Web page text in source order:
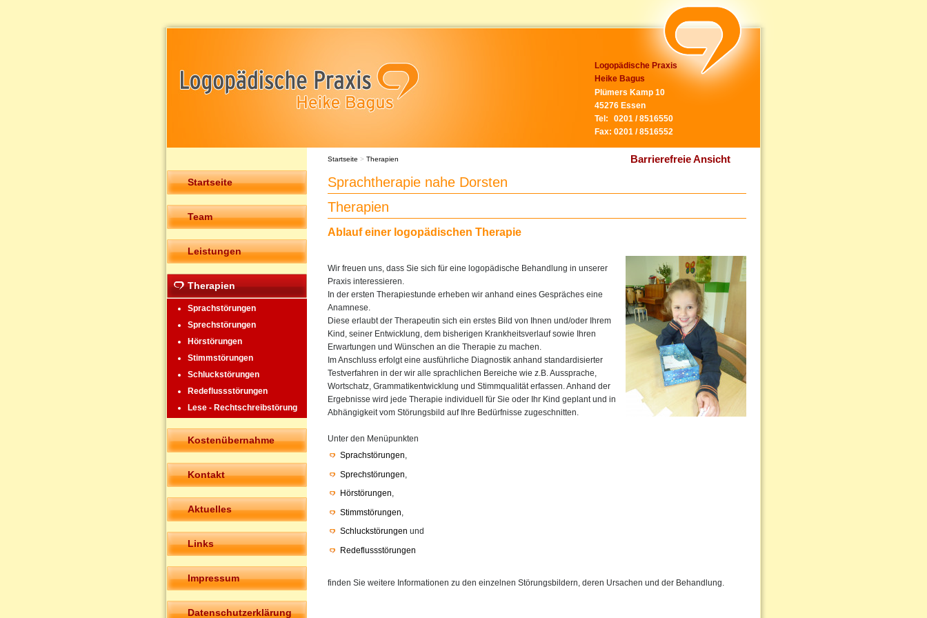
Logopädische Praxis
Heike Bagus
Plümers Kamp 10
45276 Essen
Tel:
0201 / 8516550
Fax: 0201 / 8516552
Barrierefreie Ansicht
Startseite
Team
Leistungen
Therapien
Sprachstörungen
Sprechstörungen
Hörstörungen
Stimmstörungen
Schluckstörungen
Redeflussstörungen
Lese - Rechtschreibstörung
Kostenübernahme
Kontakt
Aktuelles
Links
Impressum
Datenschutzerklärung
Startseite > Therapien
Sprachtherapie nahe Dorsten
Therapien
Ablauf einer logopädischen Therapie
Wir freuen uns, dass Sie sich für eine logopädische Behandlung in unserer
Praxis interessieren.
In der ersten Therapiestunde erheben wir anhand eines Gespräches eine
Anamnese.
Diese erlaubt der Therapeutin sich ein erstes Bild von Ihnen und/oder Ihrem
Kind, seiner Entwicklung, dem bisherigen Krankheitsverlauf sowie Ihren
Erwartungen und Wünschen an die Therapie zu machen.
Im Anschluss erfolgt eine ausführliche Diagnostik anhand standardisierter
Testverfahren in der wir alle sprachlichen Bereiche wie z.B. Aussprache,
Wortschatz, Grammatikentwicklung und Stimmqualität erfassen. Anhand der
Ergebnisse wird jede Therapie individuell für Sie oder Ihr Kind geplant und in
Abhängigkeit vom Störungsbild auf Ihre Bedürfnisse zugeschnitten.
Unter den Menüpunkten
Sprachstörungen,
Sprechstörungen
Hörstörungen,
Stimmstörungen
Schluckstörungen und
Redeflussstörungen
finden Sie weitere Informationen zu den einzelnen Störungsbildern, deren Ursachen und der Behandlung.